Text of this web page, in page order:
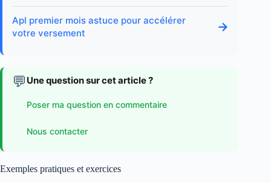
Apl premier mois astuce pour accélérer
votre versement
→
💬 Une question sur cet article ?
Poser ma question en commentaire
Nous contacter
Exemples pratiques et exercices